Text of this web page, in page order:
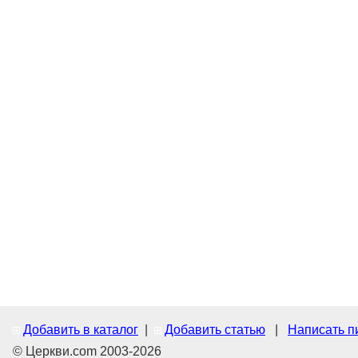
Добавить в каталог Добавить статью
Написать
© Церкви.com 2003-2026